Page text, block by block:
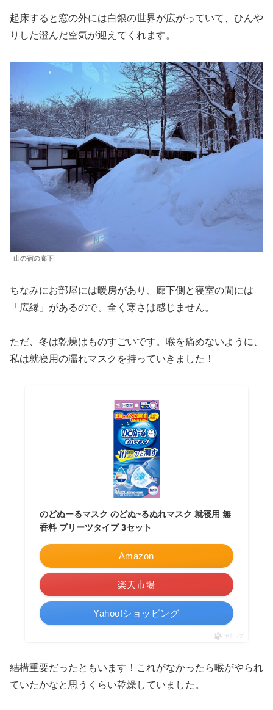
起床すると窓の外には白銀の世界が広がっていて、ひんや
りした澄んだ空気が迎えてくれます。
山の宿の廊下
ちなみにお部屋には暖房があり、廊下側と寝室の間には
「広縁」があるので、全く寒さは感じません。
ただ、冬は乾燥はものすごいです。喉を痛めないように、
私は就寝用の濡れマスクを持っていきました！
のどぬーるマスク のどぬ~るぬれマスク 就寝用 無
香料 プリーツタイプ 3セット
Amazon
楽天市場
Yahoo!ショッピング
ポチップ
結構重要だったともいます！これがなかったら喉がやられ
ていたかなと思うくらい乾燥していました。